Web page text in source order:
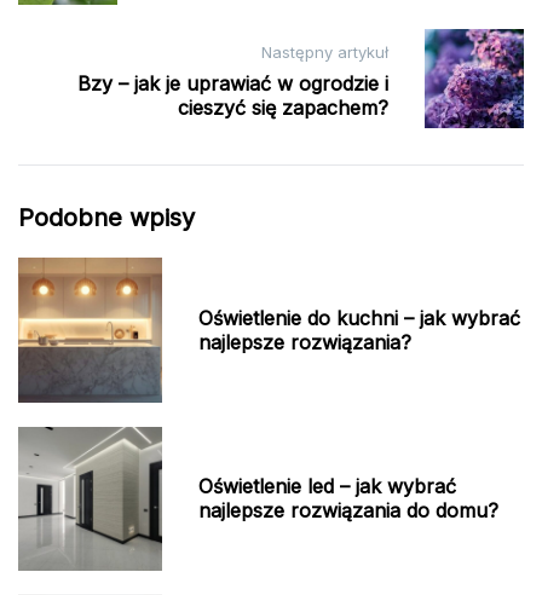
Następny artykuł
Bzy – jak je uprawiać w ogrodzie i
cieszyć się zapachem?
Podobne wpisy
Oświetlenie do kuchni – jak wybrać
najlepsze rozwiązania?
Oświetlenie led – jak wybrać
najlepsze rozwiązania do domu?